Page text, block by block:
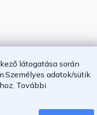
látogatása során
Személyes adatok/sütik
További